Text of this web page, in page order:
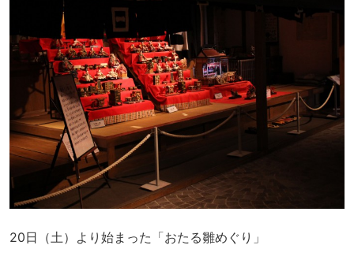
20日（土）より始まった「おたる雛めぐり」